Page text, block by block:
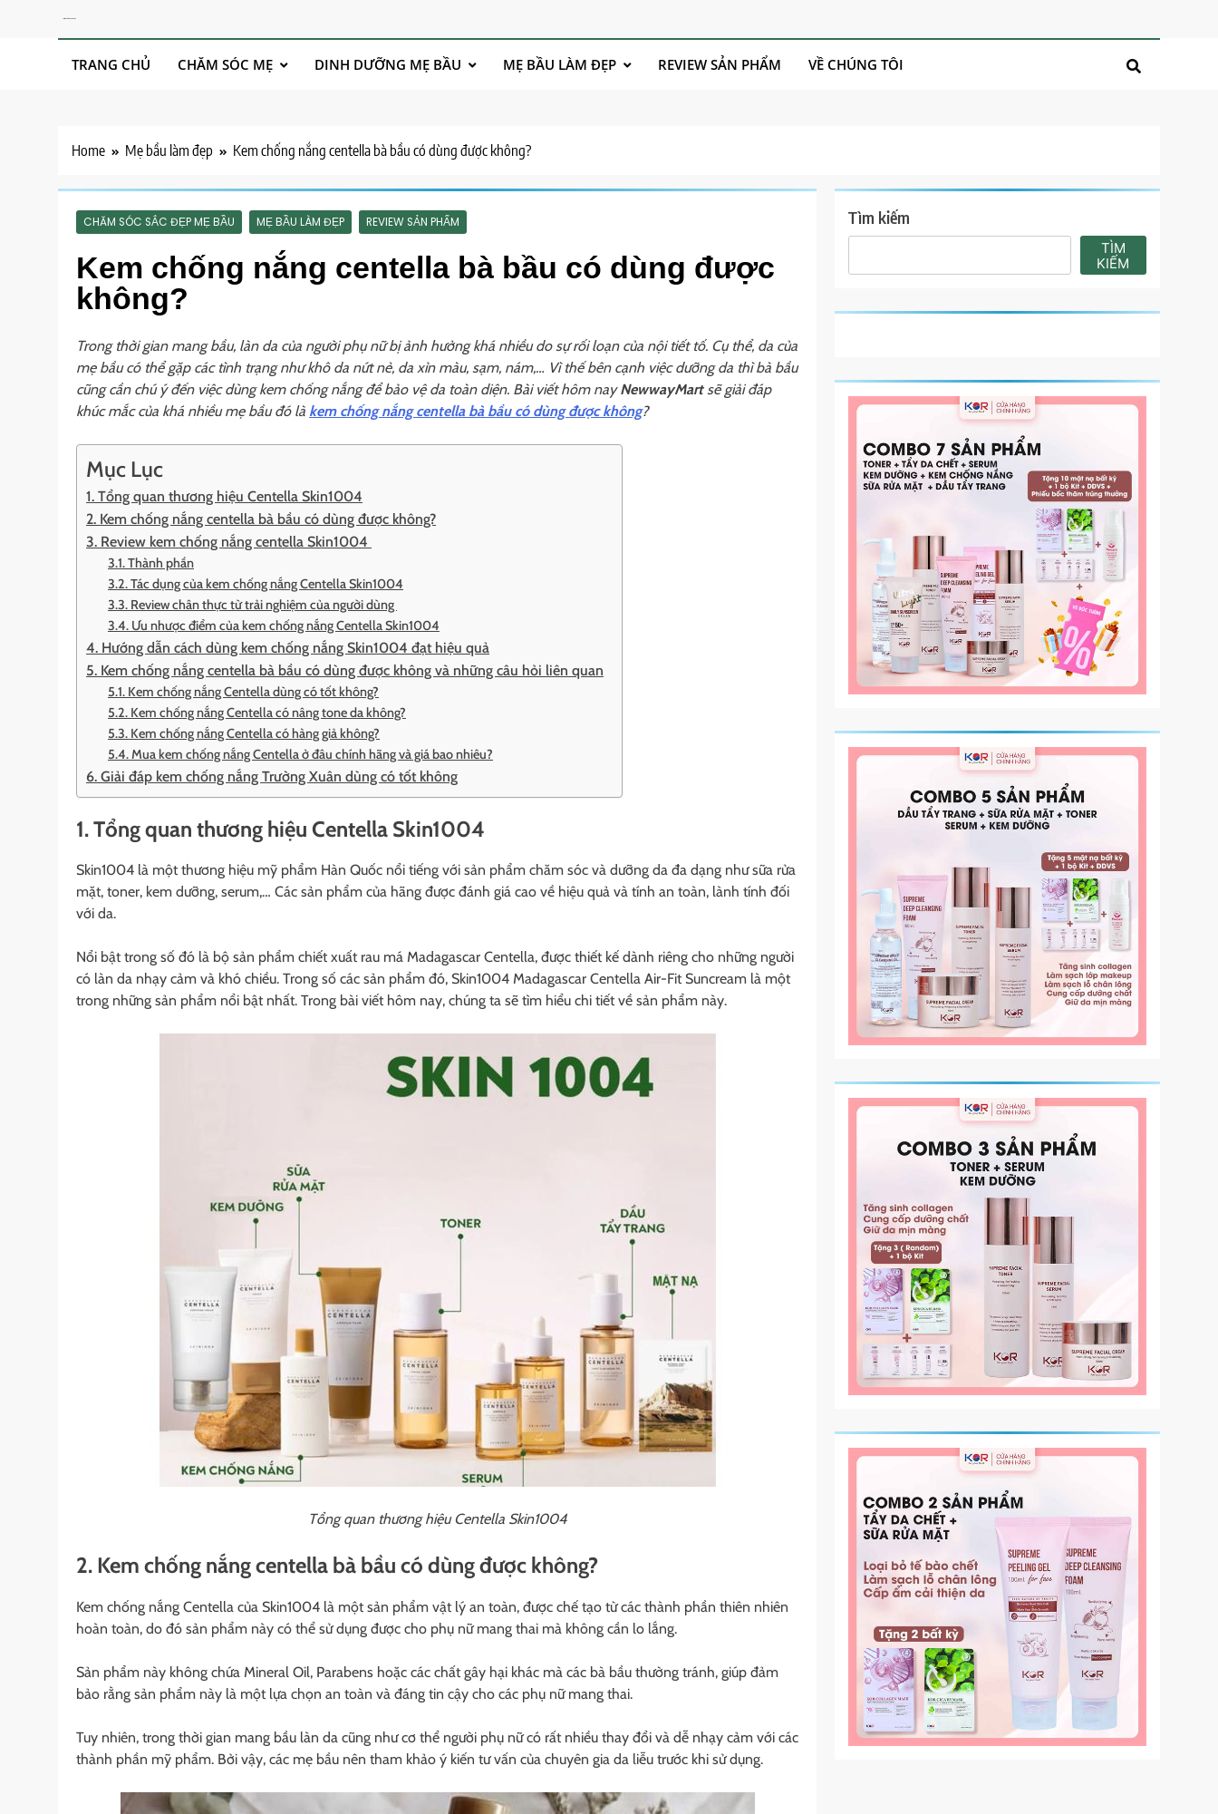
TRANG CHỦ CHĂM SÓC MẸ DINH DƯỠNG MẸ BẦU MẸ BẦU LÀM ĐẸP REVIEW SẢN PHẨM VỀ CHÚNG TÔI
Home Mẹ bầu làm đẹp Kem chống nắng centella bà bầu có dùng được không?
CHĂM SÓC SẮC ĐẸP MẸ BẦU MẸ BẦU LÀM ĐẸP REVIEW SẢN PHẨM
Kem chống nắng centella bà bầu có dùng được
không?
Trong thời gian mang bầu, làn da của người phụ nữ bị ảnh hưởng khá nhiều do sự rối loạn của nội tiết tố. Cụ thể, da của
mẹ bầu có thể gặp các tình trạng như khô da nứt nẻ, da xỉn màu, sạm, nám,… Vì thế bên cạnh việc dưỡng da thì bà bầu
cũng cần chú ý đến việc dùng kem chống nắng để bảo vệ da toàn diện. Bài viết hôm nayNewwayMartsẽ giải đáp
khúc mắc của khá nhiều mẹ bầu đó là kem chống nắng centella bà bầu có dùng được không?
Mục Lục
1. Tổng quan thương hiệu Centella Skin1004
2. Kem chống nắng centella bà bầu có dùng được không?
3. Review kem chống nắng centella Skin1004
3.1. Thành phần
3.2. Tác dụng của kem chống nắng Centella Skin1004
3.3. Review chân thực từ trải nghiệm của người dùng
3.4. Ưu nhược điểm của kem chống nắng Centella Skin1004
4. Hướng dẫn cách dùng kem chống nắng Skin1004 đạt hiệu quả
5. Kem chống nắng centella bà bầu có dùng được không và những câu hỏi liên quan
5.1. Kem chống nắng Centella dùng có tốt không?
5.2. Kem chống nắng Centella có nâng tone da không?
5.3. Kem chống nắng Centella có hàng giả không?
5.4. Mua kem chống nắng Centella ở đâu chính hãng và giá bao nhiêu?
6. Giải đáp kem chống nắng Trường Xuân dùng có tốt không
1. Tổng quan thương hiệu Centella Skin1004
Skin1004 là một thương hiệu mỹ phẩm Hàn Quốc nổi tiếng với sản phẩm chăm sóc và dưỡng da đa dạng như sữa rửa
mặt, toner, kem dưỡng, serum,… Các sản phẩm của hãng được đánh giá cao về hiệu quả và tính an toàn, lành tính đối
với da.
Nổi bật trong số đó là bộ sản phẩm chiết xuất rau má Madagascar Centella, được thiết kế dành riêng cho những người
có làn da nhạy cảm và khó chiều. Trong số các sản phẩm đó, Skin1004 Madagascar Centella Air-Fit Suncream là một
trong những sản phẩm nổi bật nhất. Trong bài viết hôm nay, chúng ta sẽ tìm hiểu chi tiết về sản phẩm này.
Tổng quan thương hiệu Centella Skin1004
2. Kem chống nắng centella bà bầu có dùng được không?
Kem chống nắng Centella của Skin1004 là một sản phẩm vật lý an toàn, được chế tạo từ các thành phần thiên nhiên
hoàn toàn, do đó sản phẩm này có thể sử dụng được cho phụ nữ mang thai mà không cần lo lắng.
Sản phẩm này không chứa Mineral Oil, Parabens hoặc các chất gây hại khác mà các bà bầu thường tránh, giúp đảm
bảo rằng sản phẩm này là một lựa chọn an toàn và đáng tin cậy cho các phụ nữ mang thai.
Tuy nhiên, trong thời gian mang bầu làn da cũng như cơ thể người phụ nữ có rất nhiều thay đổi và dễ nhạy cảm với các
thành phần mỹ phẩm. Bởi vậy, các mẹ bầu nên tham khảo ý kiến tư vấn của chuyên gia da liễu trước khi sử dụng.
Tìm kiếm
TÌM
KIẾM